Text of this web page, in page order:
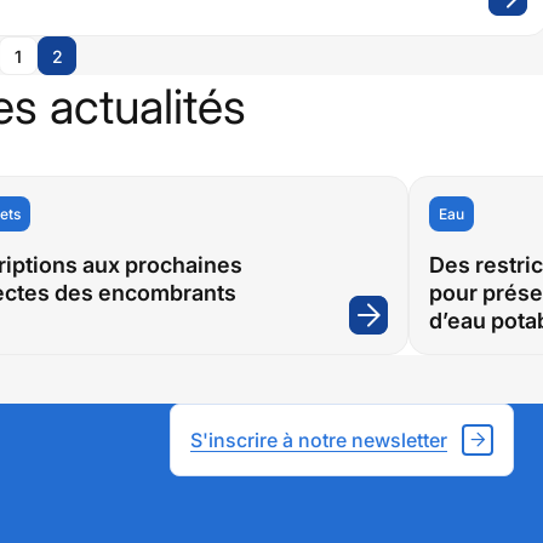
1 2
actualités
aux prochaines
des encombrants
:
collectes
des
Des
pour
d’eau
Eau
S'inscrire à notre newsletter